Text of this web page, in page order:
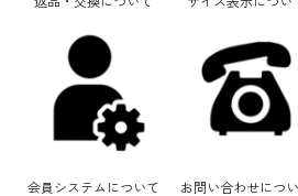
ご利用ガイド
会員登録特典
ギフトラッピングについて
在庫なし商品を表
価格から探す
円 ～
会員システムについて お問い合わせにつ